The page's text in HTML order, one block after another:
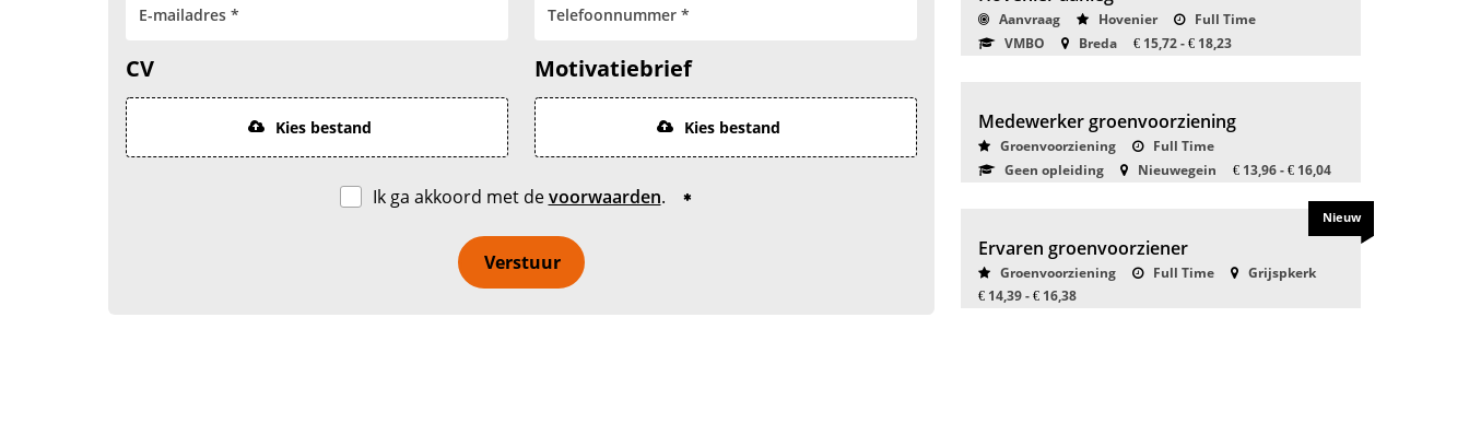
CV
Kies bestand
Motivatiebrief
Kies bestand
Ik ga akkoord met devoorwaarden.
Verstuur
Aanvraag Hovenier
Full Time
VMBO
Breda € 15,72 - € 18,23
Medewerker groenvoorziening
Groenvoorziening
Full Time
Geen opleiding
Nieuwegein € 13,96 - € 16,04
Ervaren groenvoorziener
Groenvoorziening Full Time Grijspkerk
€ 14,39 - € 16,38
Nieuw